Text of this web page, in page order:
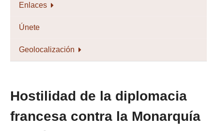
Enlaces
Únete
Geolocalización
Hostilidad de la diplomacia
francesa contra la Monarquía